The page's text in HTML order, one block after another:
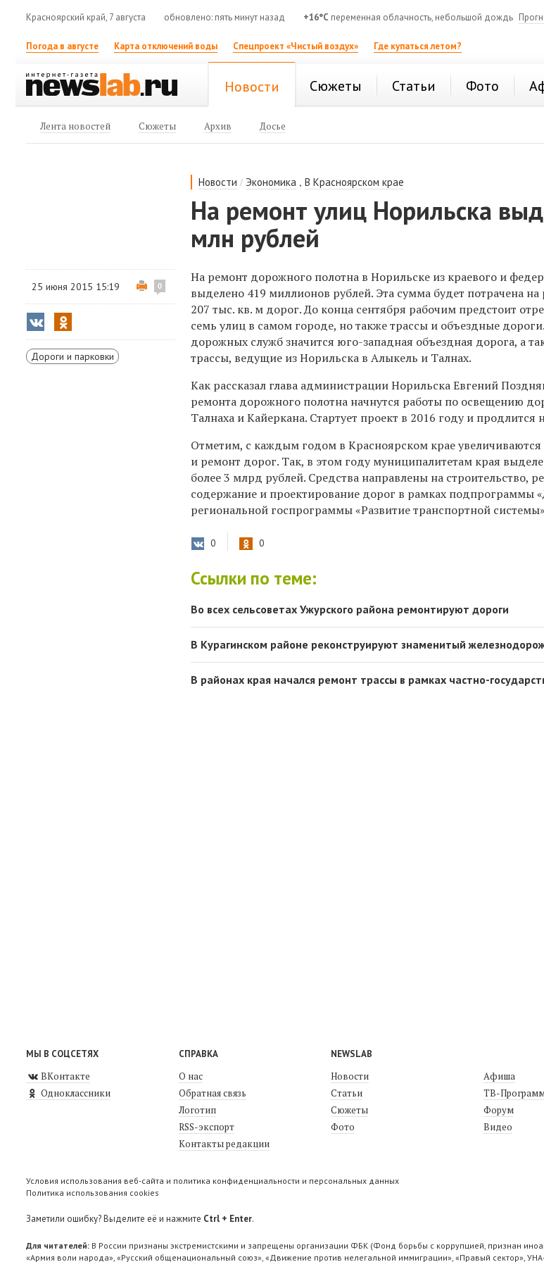
Красноярский край, 7 августа обновлено: пять минут назад +16°C переменная облачность, небольшой дождь
Погода в августе Карта отключений воды Спецпроект «Чистый воздух» Где купаться летом?
Новости Сюжеты Статьи Фото
Лента новостей Сюжеты Архив Досье
Новости / Экономика ,В Красноярском крае
На ремонт улиц Норильска
млн рублей
25 июня 2015 15:19 0
Дороги и парковки
На ремонт дорожного полотна в Норильске из краевого и
выделено 419 миллионов рублей. Эта сумма будет потрачена
207 тыс. кв. м дорог. До конца сентября рабочим предстоит
семь улиц в самом городе, но также трассы и объездные
дорожных служб значится юго-западная объездная дорога, а
трассы, ведущие из Норильска в Алыкель и Талнах.
Как рассказал глава администрации Норильска Евгений
ремонта дорожного полотна начнутся работы по освещению
Талнаха и Кайеркана. Стартует проект в 2016 году и продлится
Отметим, с каждым годом в Красноярском крае
и ремонт дорог. Так, в этом году муниципалитетам края
более 3 млрд рублей. Средства направлены на строительство,
содержание и проектирование дорог в рамках подпрограммы
региональной госпрограммы «Развитие транспортной
0 0
Ссылки по теме:
Во всех сельсоветах Ужурского района ремонтируют дороги
В Курагинском районе реконструируют знаменитый
В районах края начался ремонт трассы в рамках частно-
МЫ В СОЦСЕТЯХ
ВКонтакте
Одноклассники
СПРАВКА
О нас
Обратная связь
Логотип
RSS-экспорт
Контакты редакции
NEWSLAB
Новости
Статьи
Сюжеты
Фото
Афиша
ТВ-
Форум
Видео
Условия использования веб-сайта и политика конфиденциальности и персональных данных
Политика использования cookies
Заметили ошибку? Выделите её и нажмите Ctrl + Enter.
Для читателей: В России признаны экстремистскими и запрещены организации ФБК (Фонд борьбы с коррупцией, признан
«Армия воли народа», «Русский общенациональный союз», «Движение против нелегальной иммиграции», «Правый сектор»,